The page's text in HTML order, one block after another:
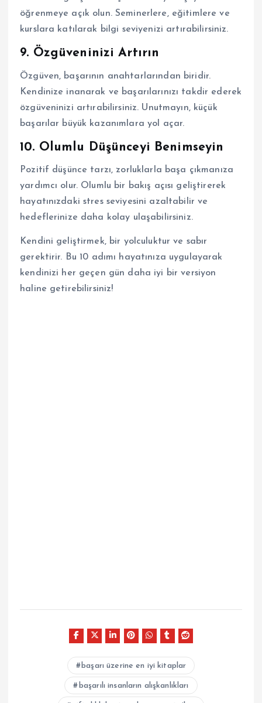
öğrenmeye açık olun. Seminerlere, eğitimlere ve
kurslara katılarak bilgi seviyenizi artırabilirsiniz.
9. Özgüveninizi Artırın
Özgüven, başarının anahtarlarından biridir.
Kendinize inanarak ve başarılarınızı takdir ederek
özgüveninizi artırabilirsiniz. Unutmayın, küçük
başarılar büyük kazanımlara yol açar.
10. Olumlu Düşünceyi Benimseyin
Pozitif düşünce tarzı, zorluklarla başa çıkmanıza
yardımcı olur. Olumlu bir bakış açısı geliştirerek
hayatınızdaki stres seviyesini azaltabilir ve
hedeflerinize daha kolay ulaşabilirsiniz.
Kendini geliştirmek, bir yolculuktur ve sabır
gerektirir. Bu 10 adımı hayatınıza uygulayarak
kendinizi her geçen gün daha iyi bir versiyon
haline getirebilirsiniz!
başarı üzerine en iyi kitaplar
başarılı insanların alışkanlıkları